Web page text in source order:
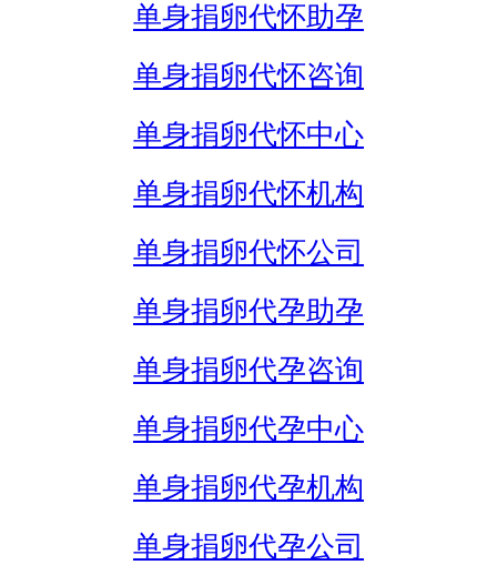
单身捐卵代怀助孕
单身捐卵代怀咨询
单身捐卵代怀中心
单身捐卵代怀机构
单身捐卵代怀公司
单身捐卵代孕助孕
单身捐卵代孕咨询
单身捐卵代孕中心
单身捐卵代孕机构
单身捐卵代孕公司